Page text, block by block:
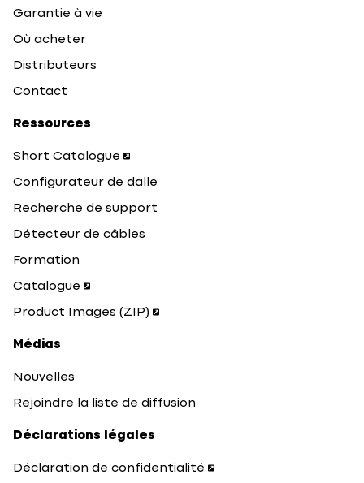
Garantie à vie
Où acheter
Distributeurs
Contact
Ressources
Short Catalogue
Configurateur de dalle
Recherche de support
Détecteur de câbles
Formation
Catalogue
Product Images (ZIP)
Médias
Nouvelles
Rejoindre la liste de diffusion
Déclarations légales
Déclaration de confidentialité